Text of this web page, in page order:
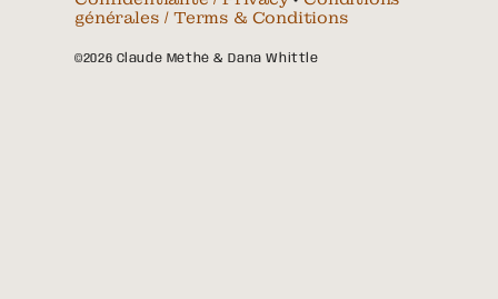
générales / Terms & Conditions
©2026 Claude Méthé & Dana Whittle